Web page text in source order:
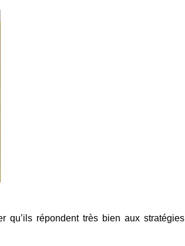
qu’ils répondent très bien aux stratégies